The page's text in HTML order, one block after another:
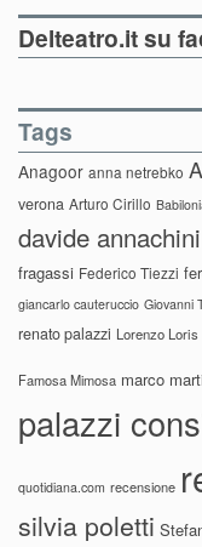
Delteatro.it su
Tags
Anagoor anna netrebko
verona Arturo Cirillo
davide annachini
fragassi Federico Tiezzi
giancarlo cauteruccio Giovanni
renato palazzi Lorenzo Loris
Famosa Mimosa marco
palazzi
quotidiana.com recensione
silvia poletti